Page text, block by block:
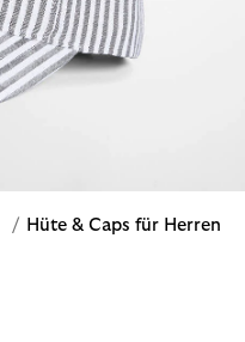
/ Hüte & Caps für Herren